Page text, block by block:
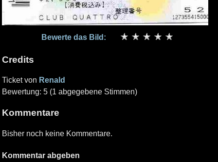
Bewerte das Bild:
Credits
Ticket von Renald
Bewertung: 5 (1 abgegebene Stimmen)
Kommentare
Bisher noch keine Kommentare.
Kommentar abgeben